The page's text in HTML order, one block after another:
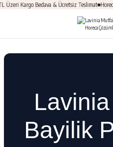
Kargo Bedava & Ücretsiz Teslimat Horeca
Bayilik